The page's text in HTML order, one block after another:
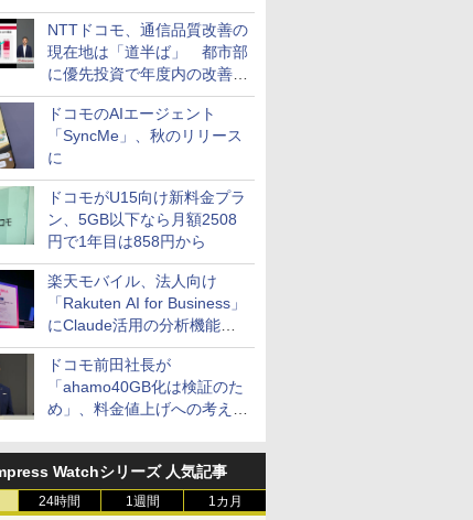
NTTドコモ、通信品質改善の
現在地は「道半ば」 都市部
に優先投資で年度内の改善目
指す
ドコモのAIエージェント
「SyncMe」、秋のリリース
に
ドコモがU15向け新料金プラ
ン、5GB以下なら月額2508
円で1年目は858円から
楽天モバイル、法人向け
「Rakuten AI for Business」
にClaude活用の分析機能な
どを追加
ドコモ前田社長が
「ahamo40GB化は検証のた
め」、料金値上げへの考え方
Watchシリーズ 人気記事
24時間 1週間 1カ月